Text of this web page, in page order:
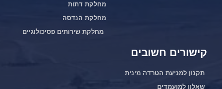
מחלקת דתות
מחלקת הנדסה
מחלקת שירותים פסיכולוגיים
קישורים חשובים
תקנון למניעת הטרדה מינית
שאלון למועמדים